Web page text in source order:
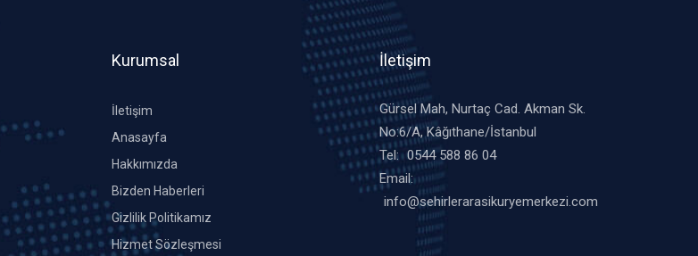
Kurumsal
İletişim
Anasayfa
Hakkımızda
Bizden Haberleri
Gizlilik Politikamız
Hizmet Sözleşmesi
İletişim
Gürsel Mah, Nurtaç Cad. Akman Sk.
No:6/A, Kâğıthane/İstanbul
Tel: 0544 588 86 04
Email:
info@sehirlerarasikuryemerkezi.com